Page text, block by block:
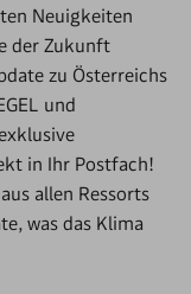
Neuigkeiten
der Zukunft
zu Österreichs
und
in Ihr Postfach!
allen Ressorts
was das Klima